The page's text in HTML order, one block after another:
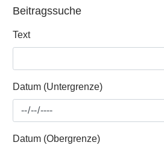
Beitragssuche
Text
Datum (Untergrenze)
Datum (Obergrenze)